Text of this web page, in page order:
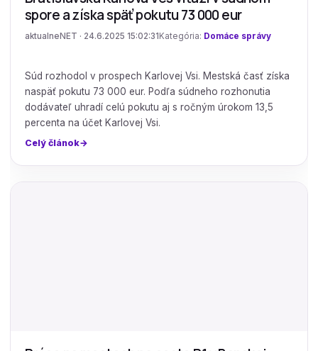
spore a získa späť pokutu 73 000 eur
aktualneNET · 24.6.2025 15:02:31 Kategória: Domáce správy
Súd rozhodol v prospech Karlovej Vsi. Mestská časť získa
naspäť pokutu 73 000 eur. Podľa súdneho rozhonutia
dodávateľ uhradí celú pokutu aj s ročným úrokom 13,5
percenta na účet Karlovej Vsi.
Celý článok